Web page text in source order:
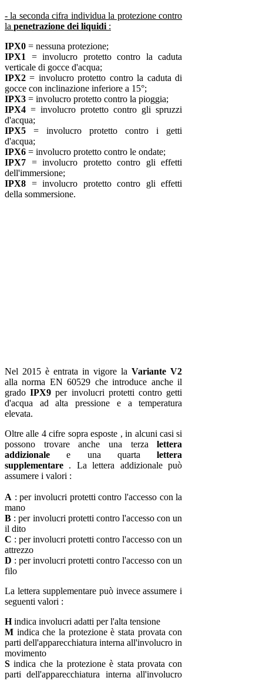
- la seconda cifra individua la protezione contro
la penetrazione dei liquidi :
IPX0 = nessuna protezione;
IPX1
= involucro protetto contro la caduta
verticale di gocce d'acqua;
IPX2 = involucro protetto contro la caduta di
gocce con inclinazione inferiore a 15°;
IPX3 = involucro protetto contro la pioggia;
IPX4 = involucro protetto contro gli spruzzi
d'acqua;
IPX5 = involucro protetto contro i getti
d'acqua;
IPX6 = involucro protetto contro le ondate;
IPX7 = involucro protetto contro gli effetti
dell'immersione;
IPX8 = involucro protetto contro gli effetti
della sommersione.
Nel 2015 è entrata in vigore laVariante V2
alla norma EN 60529 che introduce anche il
gradoIPX9 per involucri protetti contro getti
d'acqua ad alta pressione e a temperatura
elevata.
Oltre alle 4 cifre sopra esposte , in alcuni casi si
possono trovare anche una terzalettera
addizionale e una quartalettera
supplementare . La lettera addizionale può
assumere i valori :
A : per involucri protetti contro l'accesso con la
mano
B : per involucri protetti contro l'accesso con un
il dito
C : per involucri protetti contro l'accesso con un
attrezzo
D : per involucri protetti contro l'accesso con un
filo
La lettera supplementare può invece assumere i
seguenti valori :
Hindica involucri adatti per l'alta tensione
M indica che la protezione è stata provata con
parti dell'apparecchiatura interna all'involucro in
movimento
S indica che la protezione è stata provata con
parti dell'apparecchiatura interna all'involucro